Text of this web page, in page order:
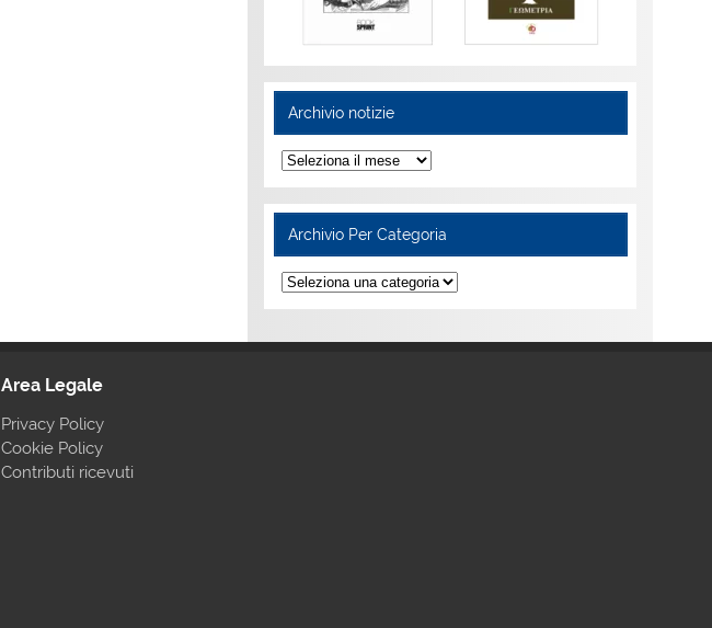
Archivio notizie
Archivio Per Categoria
Area Legale
Privacy Policy
Cookie Policy
Contributi ricevuti